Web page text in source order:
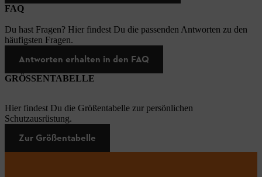
FAQ
Du hast Fragen? Hier findest Du die passenden Antworten zu den
häufigsten Fragen.
Antworten erhalten in den FAQ
GRÖSSENTABELLE
Hier findest Du die Größentabelle zur persönlichen
Schutzausrüstung.
Zur Größentabelle